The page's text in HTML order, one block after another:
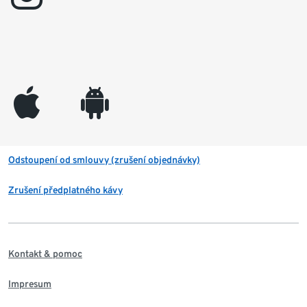
appleinc android
Odstoupení od smlouvy (zrušení objednávky)
Zrušení předplatného kávy
Kontakt & pomoc
Impresum